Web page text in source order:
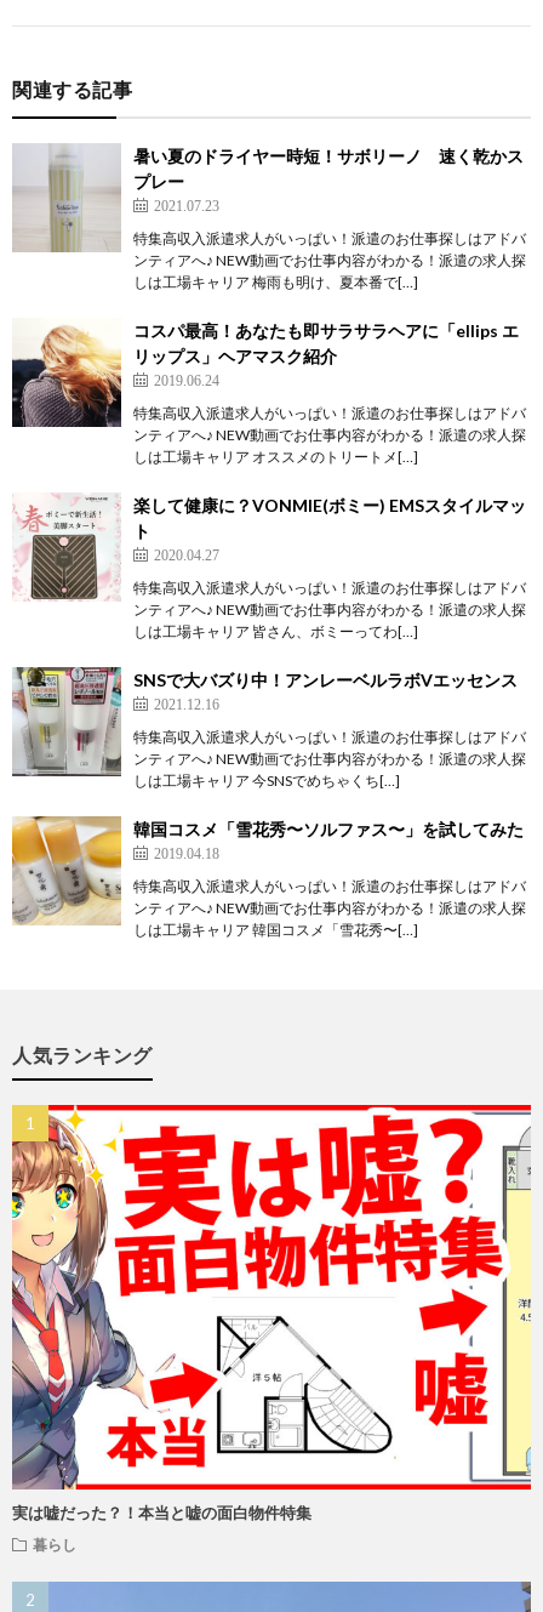
関連する記事
暑い夏のドライヤー時短！サボリーノ 速く乾かス
プレー
2021.07.23
特集高収入派遣求人がいっぱい！派遣のお仕事探しはアドバ
ンティアへ♪ NEW動画でお仕事内容がわかる！派遣の求人探
しは工場キャリア 梅雨も明け、夏本番で[…]
コスパ最高！あなたも即サラサラヘアに「ellips エ
リップス」ヘアマスク紹介
2019.06.24
特集高収入派遣求人がいっぱい！派遣のお仕事探しはアドバ
ンティアへ♪ NEW動画でお仕事内容がわかる！派遣の求人探
しは工場キャリア オススメのトリートメ[…]
楽して健康に？VONMIE(ボミー) EMSスタイルマッ
ト
2020.04.27
特集高収入派遣求人がいっぱい！派遣のお仕事探しはアドバ
ンティアへ♪ NEW動画でお仕事内容がわかる！派遣の求人探
しは工場キャリア 皆さん、ボミーってわ[…]
SNSで大バズり中！アンレーベルラボVエッセンス
2021.12.16
特集高収入派遣求人がいっぱい！派遣のお仕事探しはアドバ
ンティアへ♪ NEW動画でお仕事内容がわかる！派遣の求人探
しは工場キャリア 今SNSでめちゃくち[…]
韓国コスメ「雪花秀〜ソルファス〜」を試してみた
2019.04.18
特集高収入派遣求人がいっぱい！派遣のお仕事探しはアドバ
ンティアへ♪ NEW動画でお仕事内容がわかる！派遣の求人探
しは工場キャリア 韓国コスメ「雪花秀〜[…]
人気ランキング
実は嘘だった？！本当と嘘の面白物件特集
暮らし